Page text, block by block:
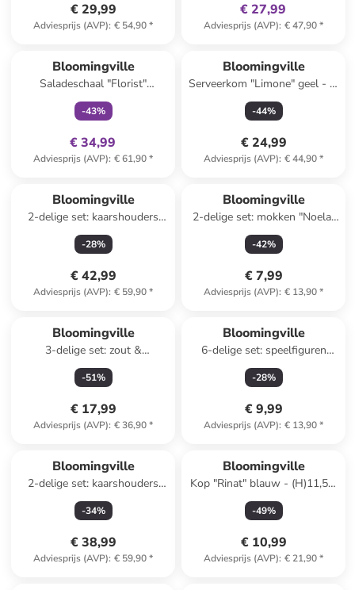
€ 29,99
Adviesprijs (AVP): € 54,90*
€ 27,99
Adviesprijs (AVP): € 47,90*
Bloomingville
Saladeschaal "Florist"
meerkleurig - Ø 26,5 cm
-43%
€ 34,99
Adviesprijs (AVP): € 61,90*
Bloomingville
Serveerkom "Limone" geel - Ø
21 cm
-44%
€ 24,99
Adviesprijs (AVP): € 44,90*
Bloomingville
2-delige set: kaarshouders
''Rory'' wit/zwart
-28%
€ 42,99
Adviesprijs (AVP): € 59,90*
Bloomingville
2-delige set: mokken "Noela"
grijs/bruin - 350 ml
-42%
€ 7,99
Adviesprijs (AVP): € 13,90*
Bloomingville
3-delige set: zout &
peperstrooier "Bea"
crème/bruin - (H)11 cm
-51%
€ 17,99
Adviesprijs (AVP): € 36,90*
Bloomingville
6-delige set: speelfiguren
"Wilton" - vanaf 2 jaar
-28%
€ 9,99
Adviesprijs (AVP): € 13,90*
Bloomingville
2-delige set: kaarshouders
''Missy'' lichtblauw/beige
-34%
€ 38,99
Adviesprijs (AVP): € 59,90*
Bloomingville
Kop "Rinat" blauw - (H)11,5 x
Ø 9,5 cm
-49%
€ 10,99
Adviesprijs (AVP): € 21,90*